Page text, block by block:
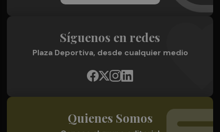
Síguenos en redes
Plaza Deportiva, desde cualquier medio
Quienes Somos